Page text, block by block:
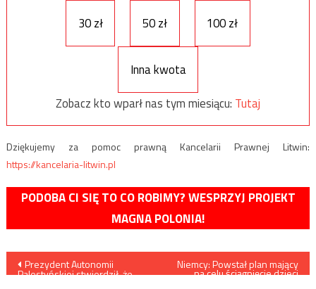
30 zł
50 zł 100 zł
Inna kwota
Zobacz kto wparł nas tym miesiącu: Tutaj
Dziękujemy za pomoc prawną Kancelarii Prawnej Litwin:
https://kancelaria-litwin.pl
PODOBA CI SIĘ TO CO ROBIMY? WESPRZYJ PROJEKT
MAGNA POLONIA!
Nawigacja
Prezydent Autonomii
Palestyńskiej stwierdził, że
Niemcy: Powstał plan mający
na celu ściągnięcie dzieci